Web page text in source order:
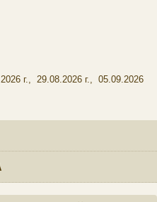
г., 29.08.2026 г., 05.09.2026